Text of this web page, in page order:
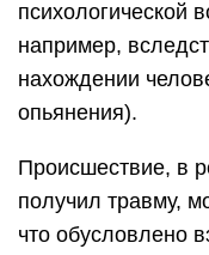
психологической
например,
нахождении
опьянения).
Происшествие, в
получил травму,
что обусловлено